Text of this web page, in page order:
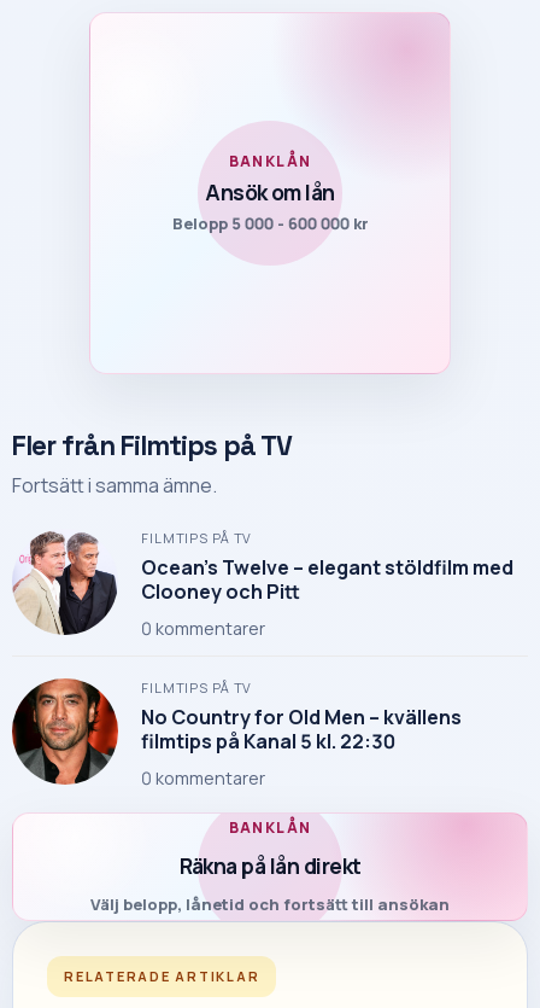
BANKLÅN
Räkna på lån direkt
Välj belopp, lånetid och fortsätt till ansökan
RELATERADE ARTIKLAR
BANKLÅN
Ansök om lån
Belopp 5 000 - 600 000 kr
Fler från Filmtips på TV
Fortsätt i samma ämne.
FILMTIPS PÅ TV
Ocean’s Twelve – elegant stöldfilm med
Clooney och Pitt
0 kommentarer
FILMTIPS PÅ TV
No Country for Old Men – kvällens
filmtips på Kanal 5 kl. 22:30
0 kommentarer